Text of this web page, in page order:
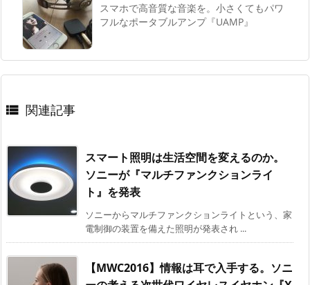
スマホで高音質な音楽を。小さくてもパワ
フルなポータブルアンプ『UAMP』
 関連記事
スマート照明は生活空間を変えるのか。
ソニーが『マルチファンクションライ
ト』を発表
ソニーからマルチファンクションライトという、家
電制御の装置を備えた照明が発表され ...
【MWC2016】情報は耳で入手する。ソニ